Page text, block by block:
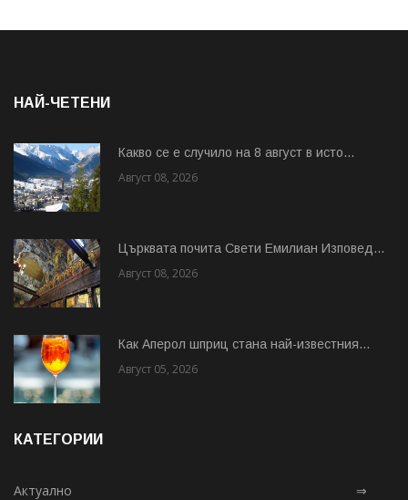
НАЙ-ЧЕТЕНИ
Какво се е случило на 8 август в исто...
Август 08, 2026
Църквата почита Свeти Емилиан Изповед...
Август 08, 2026
Как Аперол шприц стана най-известния...
Август 05, 2026
КАТЕГОРИИ
Актуално ⇒